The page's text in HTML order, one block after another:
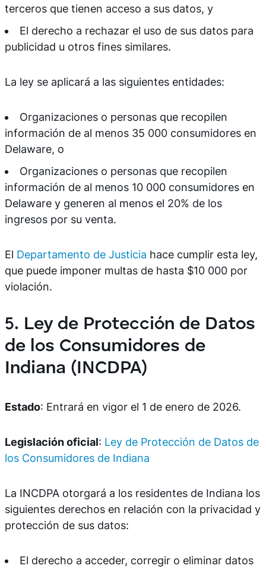
terceros que tienen acceso a sus datos, y
El derecho a rechazar el uso de sus datos para
publicidad u otros fines similares.
La ley se aplicará a las siguientes entidades:
Organizaciones o personas que recopilen
información de al menos 35 000 consumidores en
Delaware, o
Organizaciones o personas que recopilen
información de al menos 10 000 consumidores en
Delaware y generen al menos el 20% de los
ingresos por su venta.
El Departamento de Justicia hace cumplir esta ley,
que puede imponer multas de hasta $10 000 por
violación.
5. Ley de Protección de Datos
de los Consumidores de
Indiana (INCDPA)
Estado: Entrará en vigor el 1 de enero de 2026.
Legislación oficial: Ley de Protección de Datos de
los Consumidores de Indiana
La INCDPA otorgará a los residentes de Indiana los
siguientes derechos en relación con la privacidad y
protección de sus datos:
El derecho a acceder, corregir o eliminar datos